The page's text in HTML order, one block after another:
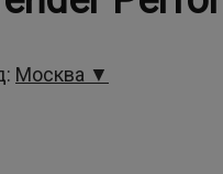
Москва ▼